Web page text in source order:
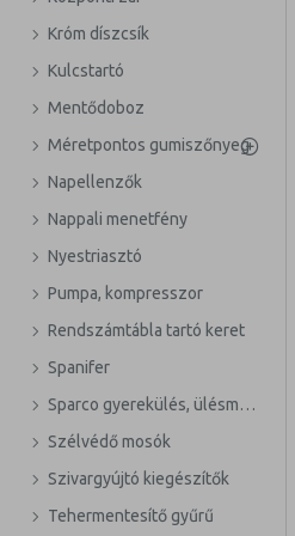
Króm díszcsík
Kulcstartó
Mentődoboz
Méretpontos gumiszőnyeg
Napellenzők
Nappali menetfény
Nyestriasztó
Pumpa, kompresszor
Rendszámtábla tartó keret
Spanifer
Sparco gyerekülés, ülésmagasító
Szélvédő mosók
Szivargyújtó kiegészítők
Tehermentesítő gyűrű